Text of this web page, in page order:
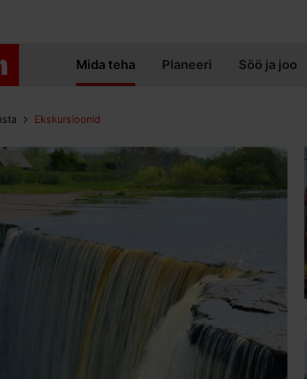
Mida teha Planeeri Söö ja joo
Ekskursioonid